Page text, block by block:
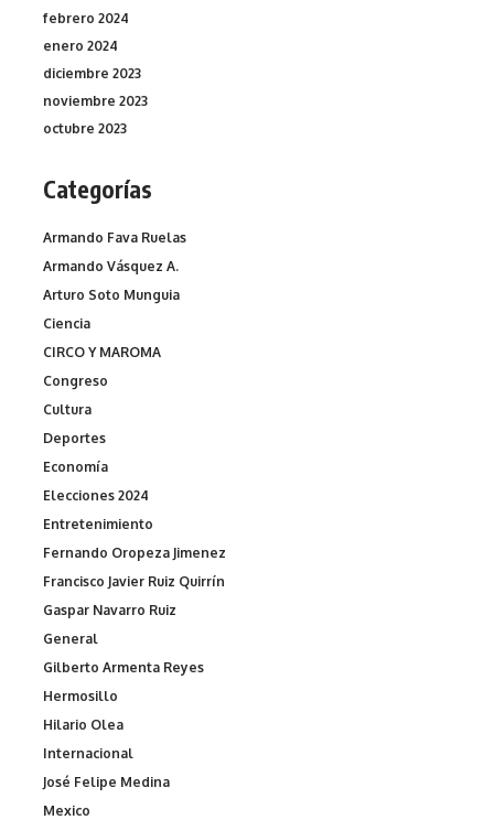
febrero 2024
enero 2024
diciembre 2023
noviembre 2023
octubre 2023
Categorías
Armando Fava Ruelas
Armando Vásquez A.
Arturo Soto Munguia
Ciencia
CIRCO Y MAROMA
Congreso
Cultura
Deportes
Economía
Elecciones 2024
Entretenimiento
Fernando Oropeza Jimenez
Francisco Javier Ruiz Quirrín
Gaspar Navarro Ruiz
General
Gilberto Armenta Reyes
Hermosillo
Hilario Olea
Internacional
José Felipe Medina
Mexico